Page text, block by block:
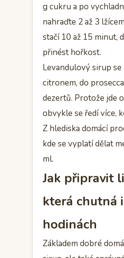
g cukru a po
nahraďte 2 až 3
stačí 10 až 15 minut,
přinést hořkost.
Levandulový sirup
citronem, do
dezertů. Protože jde
obvykle se ředí více,
Z hlediska domácí
kde se vyplatí dělat
ml.
Jak připravit
která chutná
hodinách
Základem dobré